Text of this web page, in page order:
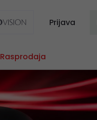
Prijava
Rasprodaja